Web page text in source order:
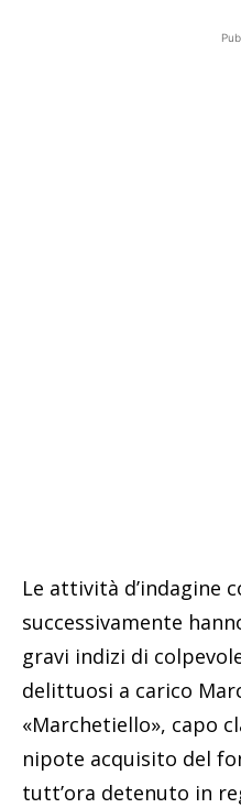
Le attività d’indagine
successivamente
gravi indizi di
delittuosi a carico
«Marchetiello», capo
nipote acquisito del
tutt’ora detenuto in